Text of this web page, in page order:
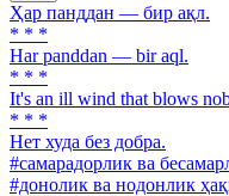
Ҳар панддан — бир ақл.
* * *
Har panddan — bir aql.
* * *
It's an ill wind that blows
* * *
Нет худа без добра.
#самарадорлик ва
#донолик ва нодонлик